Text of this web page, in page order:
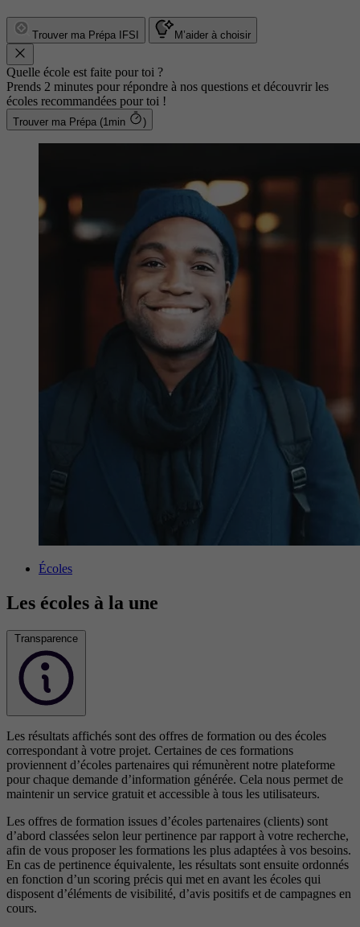
Trouver ma Prépa IFSI M’aider à choisir
Quelle école est faite pour toi ?
Prends 2 minutes pour répondre à nos questions et découvrir les
écoles recommandées pour toi !
Trouver ma Prépa (1min )
Écoles
Les écoles à la une
Transparence
Les résultats affichés sont des offres de formation ou des écoles
correspondant à votre projet. Certaines de ces formations
proviennent d’écoles partenaires qui rémunèrent notre plateforme
pour chaque demande d’information générée. Cela nous permet de
maintenir un service gratuit et accessible à tous les utilisateurs.
Les offres de formation issues d’écoles partenaires (clients) sont
d’abord classées selon leur pertinence par rapport à votre recherche,
afin de vous proposer les formations les plus adaptées à vos besoins.
En cas de pertinence équivalente, les résultats sont ensuite ordonnés
en fonction d’un scoring précis qui met en avant les écoles qui
disposent d’éléments de visibilité, d’avis positifs et de campagnes en
cours.